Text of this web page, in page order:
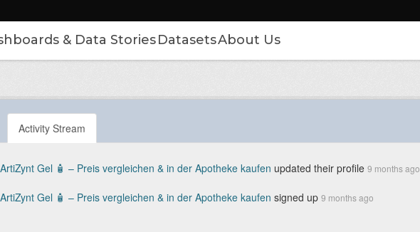
& Data StoriesDatasetsAbout Us
Activity Stream
ArtiZynt Gel 🧴 – Preis vergleichen & in der Apotheke kaufen updated their profile 9 months ago
ArtiZynt Gel 🧴 – Preis vergleichen & in der Apotheke kaufen signed up 9 months ago